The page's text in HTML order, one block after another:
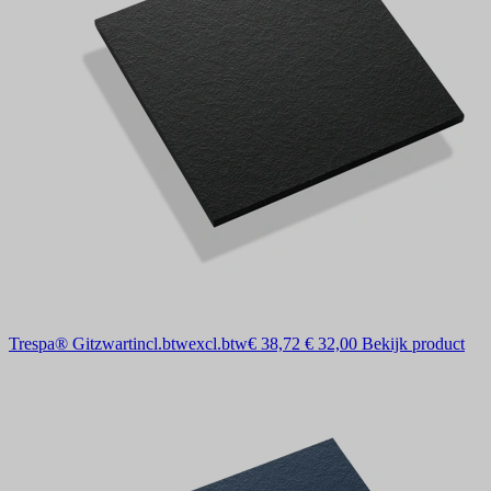
Trespa® Gitzwartincl.btwexcl.btw€ 38,72 € 32,00 Bekijk product